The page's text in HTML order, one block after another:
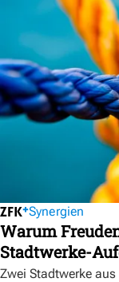
Synergien
Warum
Stadtwerke-
Zwei Stadtwerke